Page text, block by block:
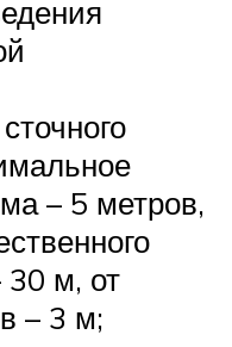
– 5 метров,
30 м, от
– 3 м;